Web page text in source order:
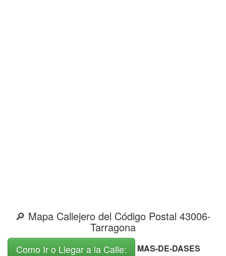
🔎 Mapa Callejero del Código Postal 43006-
Tarragona
Como Ir o Llegar a la Calle:
MAS-DE-DASES